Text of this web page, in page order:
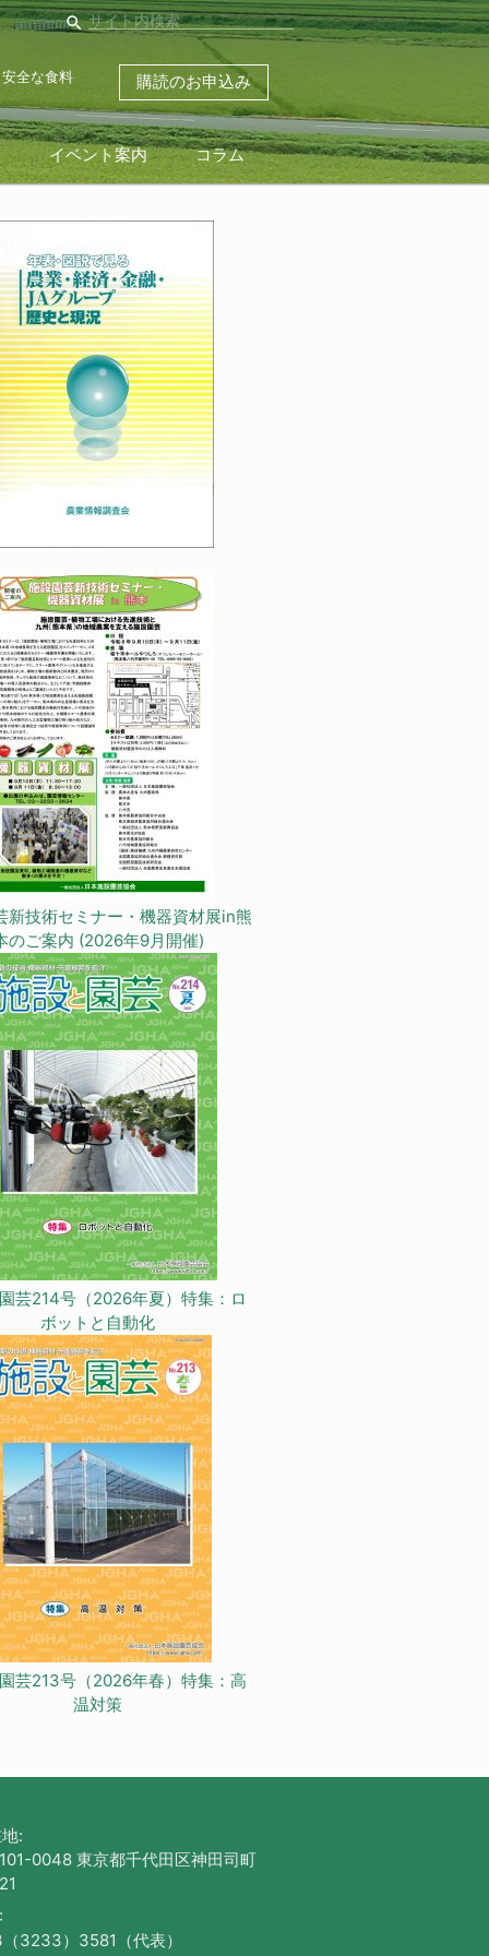
search
全な食料 購読のお申込み
イベント案内 コラム
新技術セミナー・機器資材展in熊
のご案内 (2026年9月開催)
芸214号（2026年夏）特集：ロ
ボットと自動化
芸213号（2026年春）特集：高
温対策
:
0048 東京都千代田区神田司町
3233）3581（代表）